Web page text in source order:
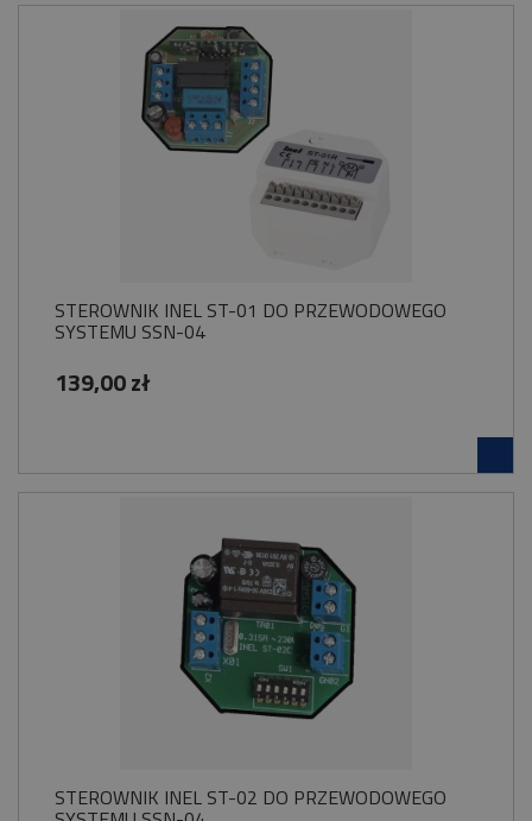
STEROWNIK INEL ST-01 DO PRZEWODOWEGO
SYSTEMU SSN-04
139,00 zł
STEROWNIK INEL ST-02 DO PRZEWODOWEGO